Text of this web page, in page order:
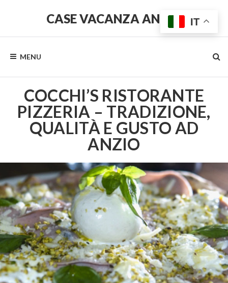
CASE VACANZA ANZIO
MENU
COCCHI’S RISTORANTE
PIZZERIA – TRADIZIONE,
QUALITÀ E GUSTO AD
ANZIO
IT